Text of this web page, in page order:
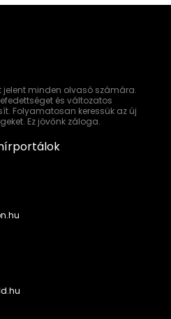
minden olvasó számára.
és változatos
Folyamatosan keressük az új
Ez jövőnk záloga.